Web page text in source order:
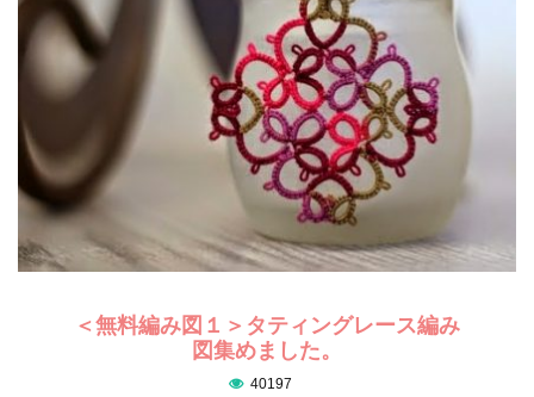
＜無料編み図１＞タティングレース編み
図集めました。
40197